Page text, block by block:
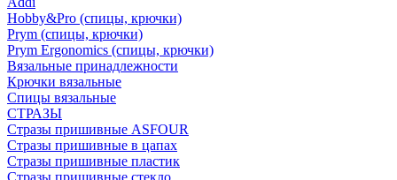
Hobby&Pro (спицы, крючки)
Prym (спицы, крючки)
Prym Ergonomics (спицы, крючки)
Вязальные принадлежности
Крючки вязальные
Спицы вязальные
СТРАЗЫ
Стразы пришивные ASFOUR
Стразы пришивные в цапах
Стразы пришивные пластик
Стразы пришивные стекло